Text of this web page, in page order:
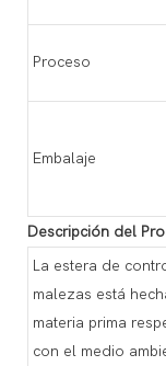
Proceso
Embalaje
Descripción del
La estera de
malezas está
materia prima
con el medio